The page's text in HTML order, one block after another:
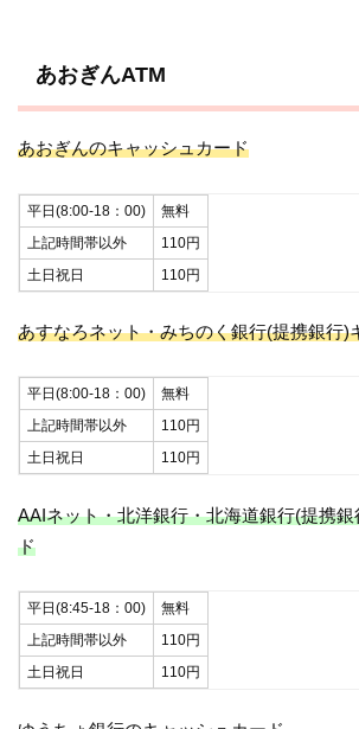
あおぎんATM
あおぎんのキャッシュカード
平日(8:00-18：00)
無料
上記時間帯以外
110円
土日祝日
110円
あすなろネット・みちのく銀行(提携銀行)
平日(8:00-18：00)
無料
上記時間帯以外
110円
土日祝日
110円
AAIネット・北洋銀行・北海道銀行(提携
ド
平日(8:45-18：00)
無料
上記時間帯以外
110円
土日祝日
110円